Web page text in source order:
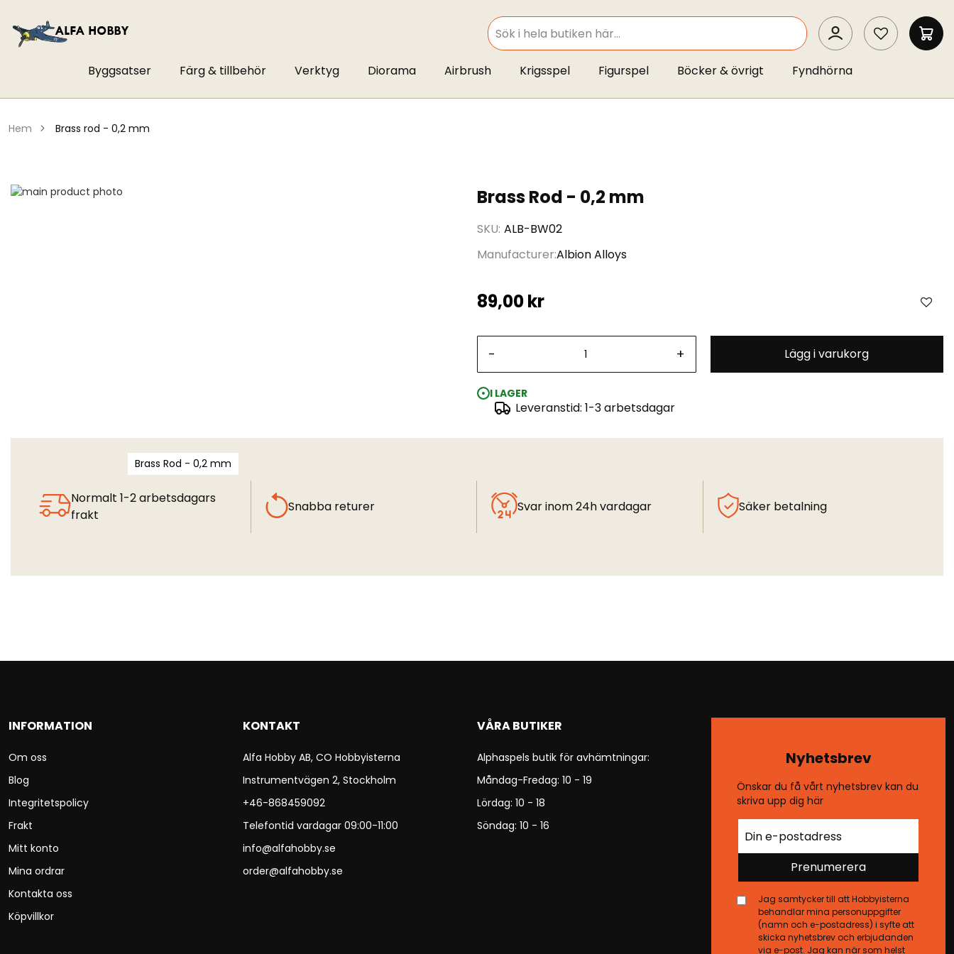
SEARCH
SEARCH
MIN
Byggsatser Färg & tillbehör Verktyg Diorama Airbrush Krigsspel Figurspel Böcker & övrigt Fyndhörna
hem brass rod - 0,2 mm
Brass Rod - 0,2 mm
SKU ALB-BW02
ManufacturerAlbion Alloys
89,00 kr
- + Lägg i varukorg
I LAGER
Leveranstid: 1-3 arbetsdagar
Hoppa
Brass Rod - 0,2 mm
Normalt 1-2 arbetsdagars
frakt
Snabba returer Svar inom 24h vardagar Säker betalning
INFORMATION
Om oss
Blog
Integritetspolicy
Frakt
Mitt konto
Mina ordrar
Kontakta oss
Köpvillkor
KONTAKT
Alfa Hobby AB, CO Hobbyisterna
Instrumentvägen 2, Stockholm
+46-868459092
Telefontid vardagar 09:00-11:00
info@alfahobby.se
order@alfahobby.se
VÅRA BUTIKER
Alphaspels butik för avhämtningar:
Måndag-Fredag: 10 - 19
Lördag: 10 - 18
Söndag: 10 - 16
Nyhetsbrev
Önskar du få vårt nyhetsbrev kan du
skriva upp dig här
Prenumerera
Jag samtycker till att Hobbyisterna
behandlar mina personuppgifter
(namn och e-postadress) i syfte att
skicka nyhetsbrev och erbjudanden
via e-post. Jag kan när som helst